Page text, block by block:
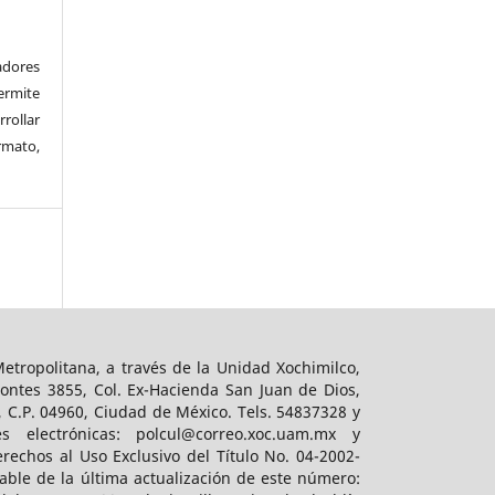
a través de la Unidad Xochimilco,
3855, Col. Ex-Hacienda San Juan de Dios,
04960, Ciudad de México. Tels. 54837328 y
polcul@correo.xoc.uam.mx y
al Uso Exclusivo del Título No. 04-2002-
de la última actualización de este número: